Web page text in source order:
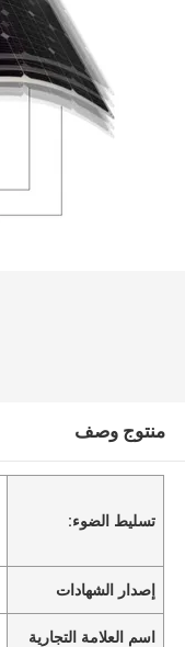
منتوج وصف
تسليط الضوء:
إصدار الشهادات
اسم العلامة التجارية